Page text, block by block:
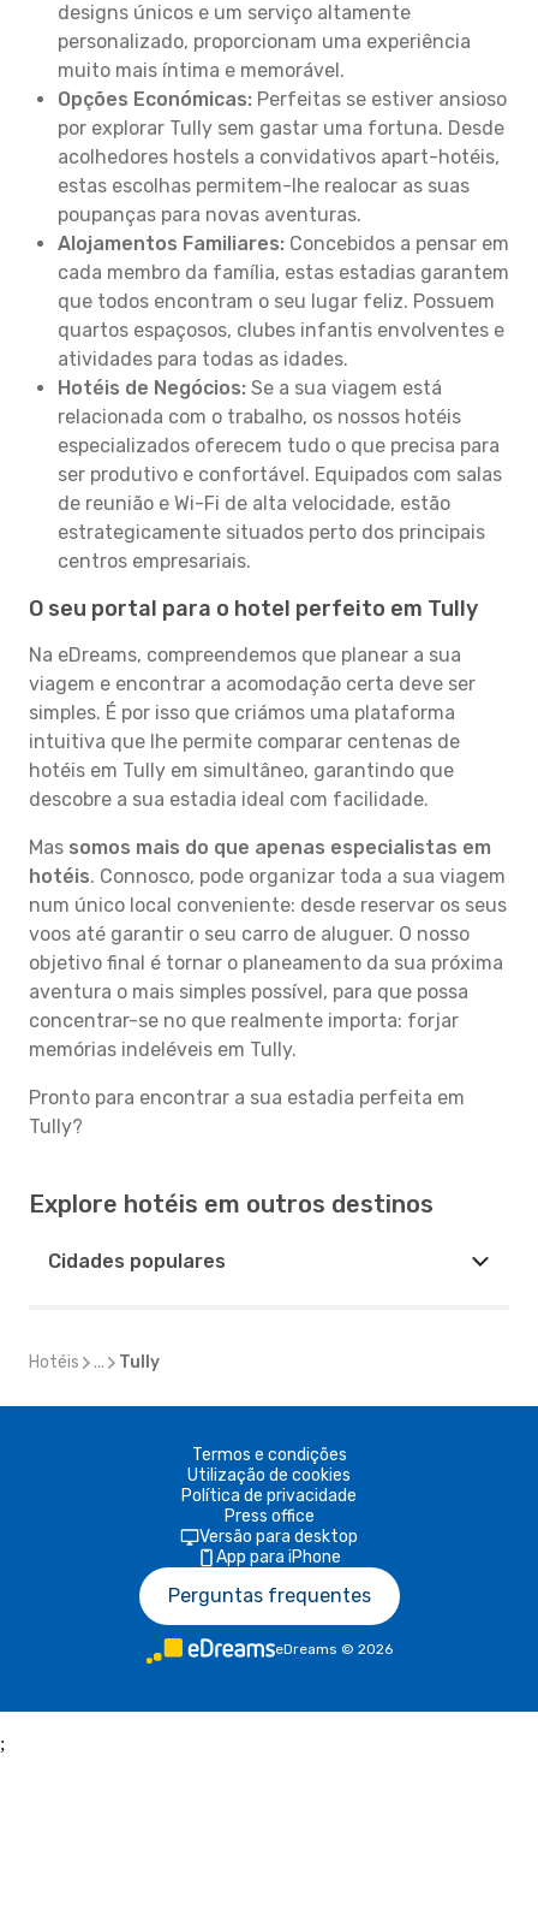
designs únicos e um serviço altamente
personalizado, proporcionam uma experiência
muito mais íntima e memorável.
Opções Económicas: Perfeitas se estiver ansioso
por explorar Tully sem gastar uma fortuna. Desde
acolhedores hostels a convidativos apart-hotéis,
estas escolhas permitem-lhe realocar as suas
poupanças para novas aventuras.
Alojamentos Familiares: Concebidos a pensar em
cada membro da família, estas estadias garantem
que todos encontram o seu lugar feliz. Possuem
quartos espaçosos, clubes infantis envolventes e
atividades para todas as idades.
Hotéis de Negócios: Se a sua viagem está
relacionada com o trabalho, os nossos hotéis
especializados oferecem tudo o que precisa para
ser produtivo e confortável. Equipados com salas
de reunião e Wi-Fi de alta velocidade, estão
estrategicamente situados perto dos principais
centros empresariais.
O seu portal para o hotel perfeito em Tully
Na eDreams, compreendemos que planear a sua
viagem e encontrar a acomodação certa deve ser
simples. É por isso que criámos uma plataforma
intuitiva que lhe permite comparar centenas de
hotéis em Tully em simultâneo, garantindo que
descobre a sua estadia ideal com facilidade.
Mas somos mais do que apenas especialistas em
hotéis. Connosco, pode organizar toda a sua viagem
num único local conveniente: desde reservar os seus
voos até garantir o seu carro de aluguer. O nosso
objetivo final é tornar o planeamento da sua próxima
aventura o mais simples possível, para que possa
concentrar-se no que realmente importa: forjar
memórias indeléveis em Tully.
Pronto para encontrar a sua estadia perfeita em
Tully?
Explore hotéis em outros destinos
Cidades populares
Hotéis ... Tully
Termos e condições
Utilização de cookies
Política de privacidade
Press office
Versão para desktop
App para iPhone
Perguntas frequentes
eDreams © 2026
;